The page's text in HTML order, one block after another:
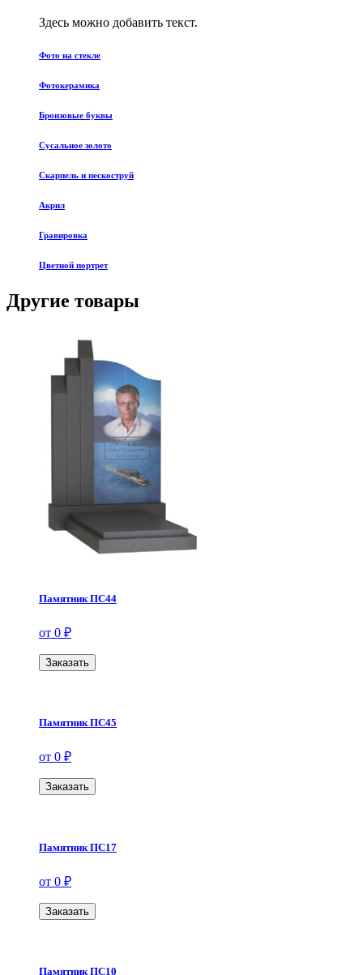
Здесь можно добавить текст.
Фото на стекле
Фотокерамика
Бронзовые буквы
Сусальное золото
Скарпель и пескоструй
Акрил
Гравировка
Цветной портрет
Другие товары
Памятник ПС44
от 0 ₽
Заказать
Памятник ПС45
от 0 ₽
Заказать
Памятник ПС17
от 0 ₽
Заказать
Памятник ПС10